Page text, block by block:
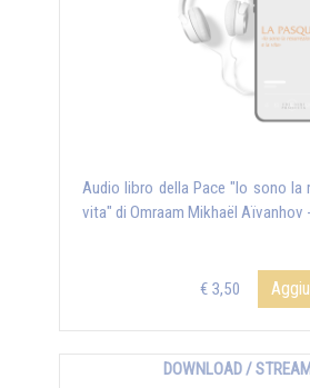
Audio libro della Pace "Io sono la
vita" di Omraam Mikhaël Aïvanhov
€ 3,50
DOWNLOAD /